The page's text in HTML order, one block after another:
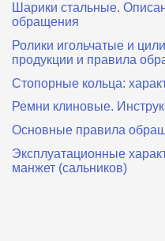
Шарики стальные.
обращения
Ролики игольчатые и
продукции и правила
Стопорные кольца:
Ремни клиновые.
Основные правила
Эксплуатационные
манжет (сальников)